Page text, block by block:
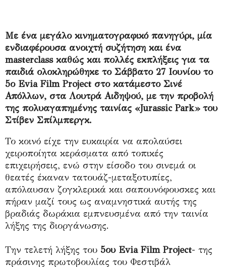
Με ένα μεγάλο κινηματογραφικό πανηγύρι, μία
ενδιαφέρουσα ανοιχτή συζήτηση και ένα
masterclass καθώς και πολλές εκπλήξεις για τα
παιδιά ολοκληρώθηκε το Σάββατο 27 Ιουνίου το
5ο Evia Film Project στο κατάμεστο Σινέ
Απόλλων, στα Λουτρά Αιδηψού, με την προβολή
της πολυαγαπημένης ταινίας «Jurassic Park» του
Στίβεν Σπίλμπεργκ.
Το κοινό είχε την ευκαιρία να απολαύσει
χειροποίητα κεράσματα από τοπικές
επιχειρήσεις, ενώ στην είσοδο του σινεμά οι
θεατές έκαναν τατουάζ-μεταξοτυπίες,
απόλαυσαν ζογκλερικά και σαπουνόφουσκες και
πήραν μαζί τους ως αναμνηστικά αυτής της
βραδιάς δωράκια εμπνευσμένα από την ταινία
λήξης της διοργάνωσης.
Την τελετή λήξης του 5ου Evia Film Project- της
πράσινης πρωτοβουλίας του Φεστιβάλ